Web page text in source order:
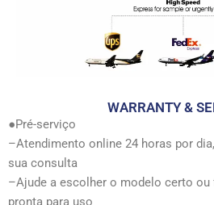
WARRANTY &
●Pré-serviço
–Atendimento online 24 horas por
sua consulta
–Ajude a escolher o modelo certo
pronta para uso